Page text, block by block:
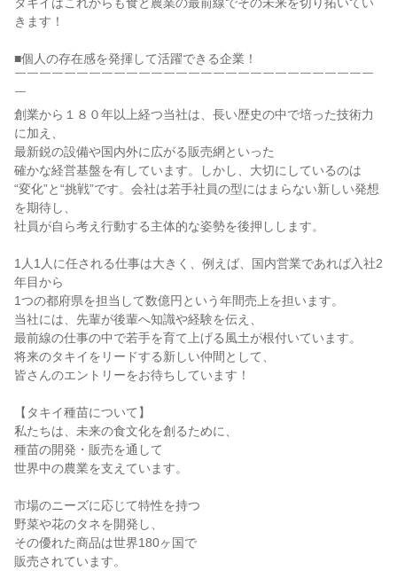
きます！
■個人の存在感を発揮して活躍できる企業！
￣￣￣￣￣￣￣￣￣￣￣￣￣￣￣￣￣￣￣￣￣￣￣￣￣￣￣￣￣
￣
創業から１８０年以上経つ当社は、長い歴史の中で培った技術力
に加え、
最新鋭の設備や国内外に広がる販売網といった
確かな経営基盤を有しています。しかし、大切にしているのは
“変化”と“挑戦”です。会社は若手社員の型にはまらない新しい発想
を期待し、
社員が自ら考え行動する主体的な姿勢を後押しします。
1人1人に任される仕事は大きく、例えば、国内営業であれば入社2
年目から
1つの都府県を担当して数億円という年間売上を担います。
当社には、先輩が後輩へ知識や経験を伝え、
最前線の仕事の中で若手を育て上げる風土が根付いています。
将来のタキイをリードする新しい仲間として、
皆さんのエントリーをお待ちしています！
【タキイ種苗について】
私たちは、未来の食文化を創るために、
種苗の開発・販売を通して
世界中の農業を支えています。
市場のニーズに応じて特性を持つ
野菜や花のタネを開発し、
その優れた商品は世界180ヶ国で
販売されています。